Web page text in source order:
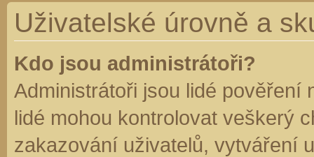
Uživatelské úrovně a
Kdo jsou administrátoři?
Administrátoři jsou lidé pověření
lidé mohou kontrolovat veškerý
zakazování uživatelů, vytváření